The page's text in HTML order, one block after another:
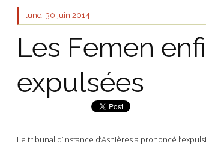
lundi 30 juin 2014
Les Femen
expulsées
Le tribunal d’instance d’Asnières a prononcé